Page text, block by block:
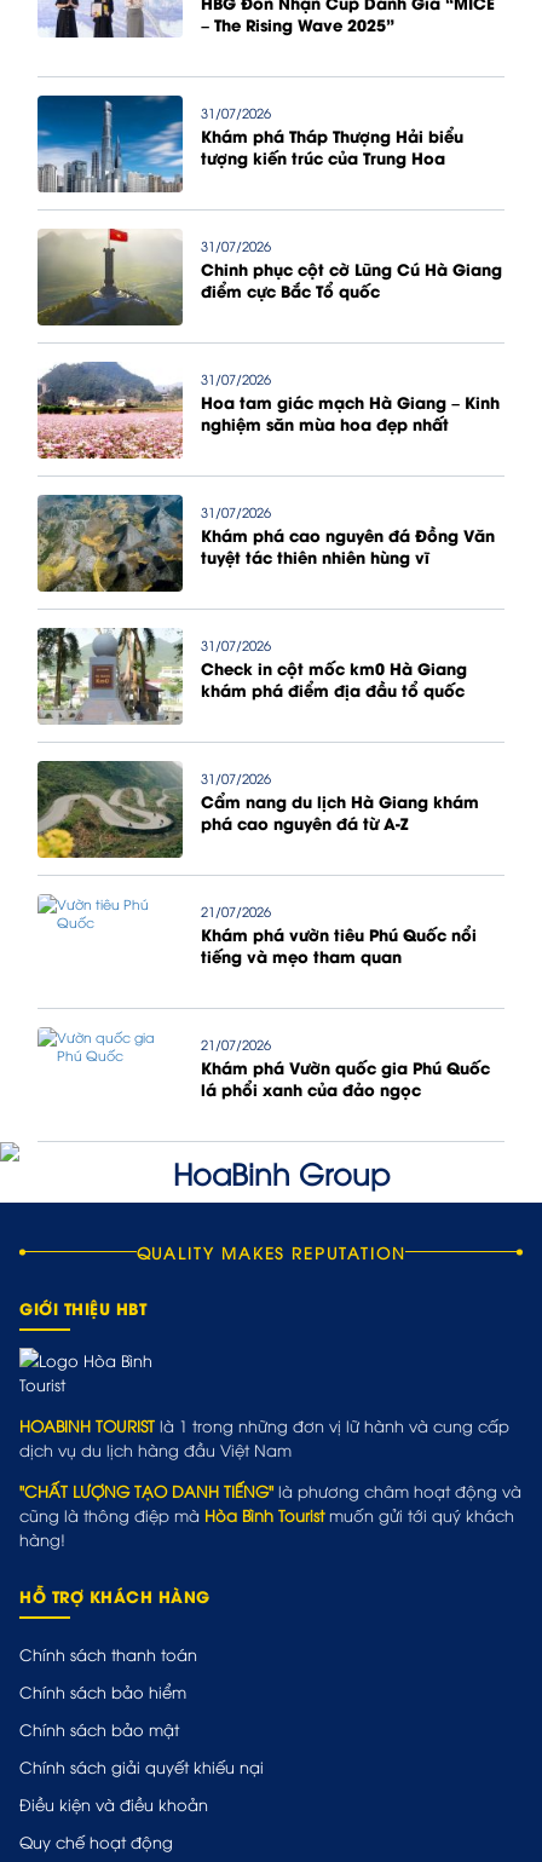
– The Rising Wave 2025”
31/07/2026
Khám phá Tháp Thượng Hải biểu
tượng kiến trúc của Trung Hoa
31/07/2026
Chinh phục cột cờ Lũng Cú Hà Giang
điểm cực Bắc Tổ quốc
31/07/2026
Hoa tam giác mạch Hà Giang – Kinh
nghiệm săn mùa hoa đẹp nhất
31/07/2026
Khám phá cao nguyên đá Đồng Văn
tuyệt tác thiên nhiên hùng vĩ
31/07/2026
Check in cột mốc km0 Hà Giang
khám phá điểm địa đầu tổ quốc
31/07/2026
Cẩm nang du lịch Hà Giang khám
phá cao nguyên đá từ A-Z
21/07/2026
Khám phá vườn tiêu Phú Quốc nổi
tiếng và mẹo tham quan
21/07/2026
Khám phá Vườn quốc gia Phú Quốc
lá phổi xanh của đảo ngọc
QUALITY MAKES REPUTATION
GIỚI THIỆU HBT
HOABINH TOURIST là 1 trong những đơn vị lữ hành và cung cấp
dịch vụ du lịch hàng đầu Việt Nam
"CHẤT LƯỢNG TẠO DANH TIẾNG" là phương châm hoạt động và
cũng là thông điệp mà Hòa Bình Touristmuốn gửi tới quý khách
hàng!
HỖ TRỢ KHÁCH HÀNG
Chính sách thanh toán
Chính sách bảo hiểm
Chính sách bảo mật
Chính sách giải quyết khiếu nại
Điều kiện và điều khoản
Quy chế hoạt động